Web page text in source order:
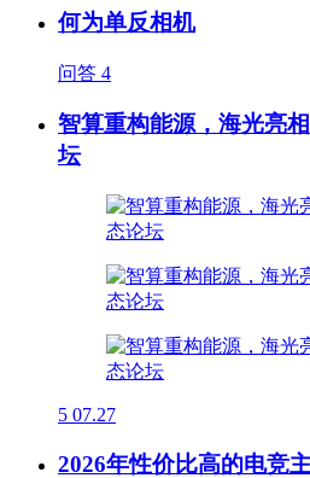
何为单反相机
问答 4
智算重构能源，海光亮
坛
5 07.27
2026年性价比高的电竞